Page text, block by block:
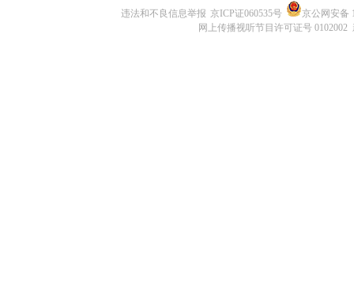
违法和不良信息举报 京ICP证060535号
京公网安备
网上传播视听节目许可证号 0102002